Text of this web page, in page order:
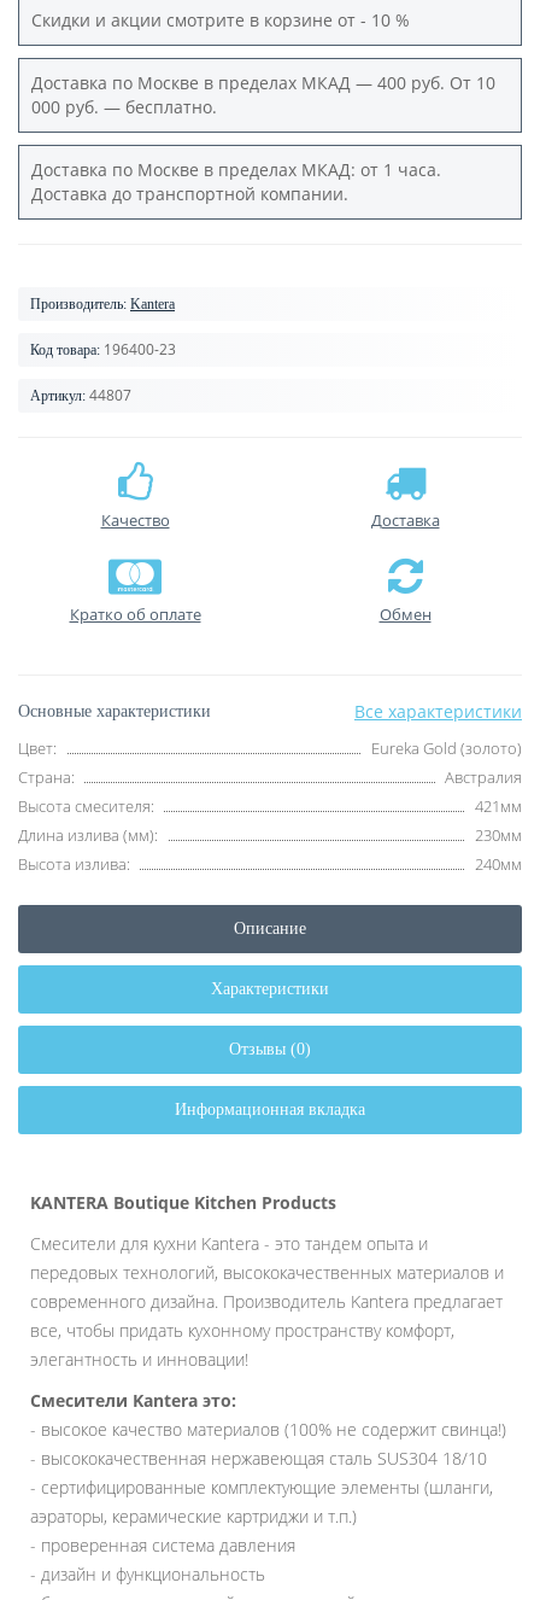
Скидки и акции смотрите в корзине от - 10 %
Доставка по Москве в пределах МКАД — 400 руб. От 10
000 руб. — бесплатно.
Доставка по Москве в пределах МКАД: от 1 часа.
Доставка до транспортной компании.
Производитель: Kantera
Код товара: 196400-23
Артикул: 44807
Качество Доставка
Кратко об оплате Обмен
Основные характеристики Все характеристики
Цвет:
Eureka Gold (золото)
Страна:
Австралия
Высота смесителя:
421мм
Длина излива (мм):
230мм
Высота излива:
240мм
Описание
Характеристики
Отзывы (0)
Информационная вкладка
KANTERA Boutique Kitchen Products
Смесители для кухни Kantera - это тандем опыта и
передовых технологий, высококачественных материалов и
современного дизайна. Производитель Kantera предлагает
все, чтобы придать кухонному пространству комфорт,
элегантность и инновации!
Смесители Kantera это:
- высокое качество материалов (100% не содержит свинца!)
- высококачественная нержавеющая сталь SUS304 18/10
- сертифицированные комплектующие элементы (шланги,
аэраторы, керамические картриджи и т.п.)
- проверенная система давления
- дизайн и функциональность